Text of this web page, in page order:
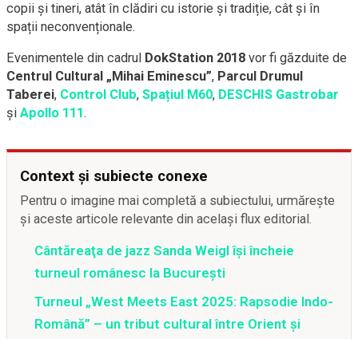
copii și tineri, atât în clădiri cu istorie și tradiție, cât și în
spații neconvenționale.
Evenimentele din cadrul DokStation 2018 vor fi găzduite de
Centrul Cultural „Mihai Eminescu”, Parcul Drumul
Taberei, Control Club, Spațiul M60, DESCHIS Gastrobar
și Apollo 111.
Context și subiecte conexe
Pentru o imagine mai completă a subiectului, urmărește
și aceste articole relevante din același flux editorial.
Cântăreaţa de jazz Sanda Weigl îşi încheie
turneul românesc la Bucureşti
Turneul „West Meets East 2025: Rapsodie Indo-
Română” – un tribut cultural între Orient și